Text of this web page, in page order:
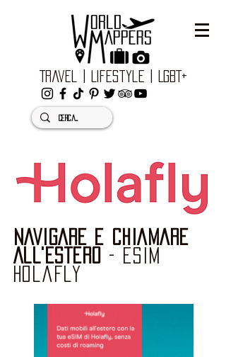
Travel | Lifestyle | LGBT+
NAVIGARE e CHIAMARE
ALL'ESTERO
- esim
holafly